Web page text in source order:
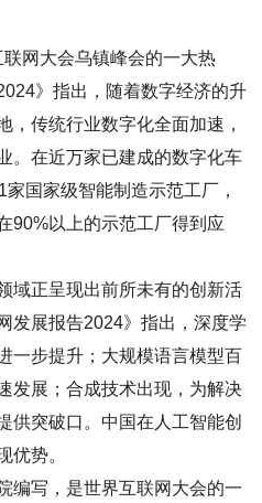
网大会乌镇峰会的一大热
》指出，随着数字经济的升
，传统行业数字化全面加速，
。在近万家已建成的数字化车
国家级智能制造示范工厂，
90%以上的示范工厂得到应
域正呈现出前所未有的创新活
发展报告2024》指出，深度学
一步提升；大规模语言模型百
发展；合成技术出现，为解决
供突破口。中国在人工智能创
优势。
编写，是世界互联网大会的一